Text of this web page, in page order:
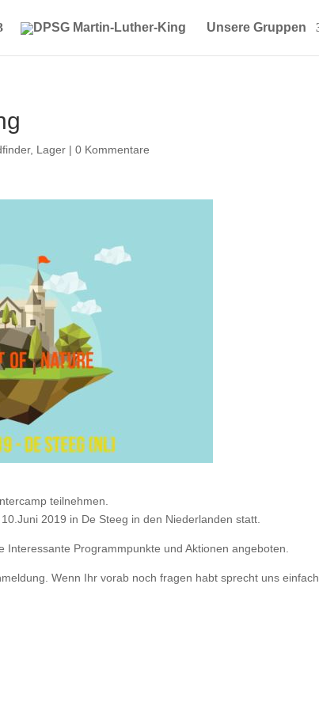
Unsere Gruppen
, Lager |0 Kommentare
teilnehmen.
2019 in De Steeg in den Niederlanden statt.
Interessante Programmpunkte und Aktionen angeboten.
Wenn Ihr vorab noch fragen habt sprecht uns einfach